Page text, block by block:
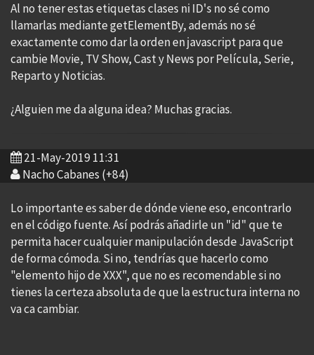
Al no tener estas etiquetas clases ni ID's no sé como
llamarlas mediante getElementBy, además no sé
exactamente como dar la orden en javascript para que
cambie Movie, TV Show, Cast y News por Película, Serie,
Reparto y Noticias.
¿Alguien me da alguna idea? Muchas gracias.
21-May-2019 11:31
Nacho Cabanes (+84)
Lo importante es saber de dónde viene eso, encontrarlo
en el código fuente. Así podrás añadirle un "id" que te
permita hacer cualquier manipulación desde JavaScript
de forma cómoda. Si no, tendrías que hacerlo como
"elemento hijo de XXX", que no es recomendable si no
tienes la certeza absoluta de que la estructura interna no
va ca cambiar.